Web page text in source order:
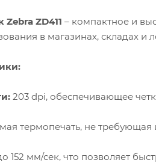
ZD411 – компактное и
в магазинах, складах и
203 dpi, обеспечивающее
термопечать, не требующая
152 мм/сек, что позволяет